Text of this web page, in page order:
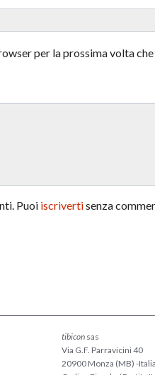
per la prossima volta
Puoi iscrivertisenza
tibiconsas
Via G.F. Parravicini 40
20900 Monza (MB) -Italia